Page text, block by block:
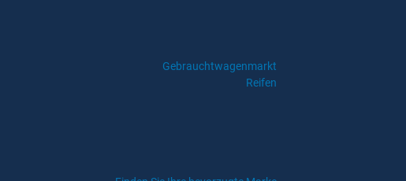
Gebrauchtwagenmarkt
Reifen